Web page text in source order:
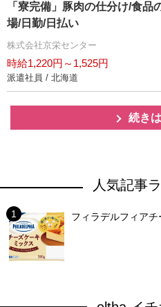
「寮完備」豚肉の仕分け/食
場/日勤/日払い
株式会社京栄センター
時給1,220円～1,525円
派遣社員 / 北海道
続き
人気記事
フィラデルフィア